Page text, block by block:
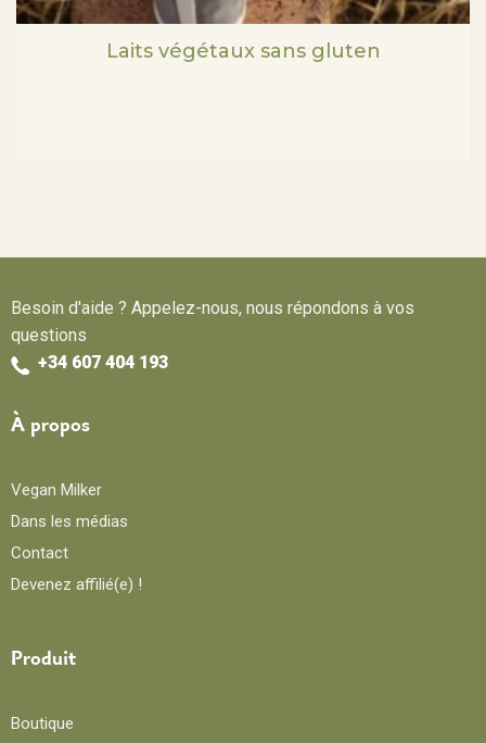
Laits végétaux sans gluten
Besoin d'aide ? Appelez-nous, nous répondons à vos
questions
+34 607 404 193
À propos
Vegan Milker
Dans les médias
Contact
Devenez affilié(e) !
Produit
Boutique